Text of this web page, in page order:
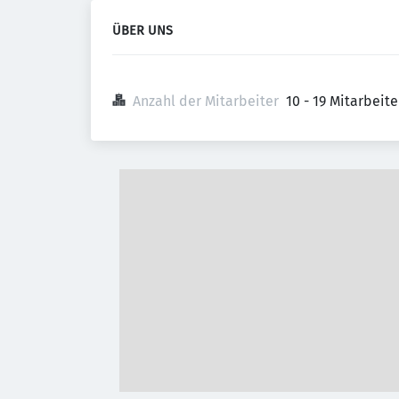
ÜBER UNS
Anzahl der Mitarbeiter 10 - 19